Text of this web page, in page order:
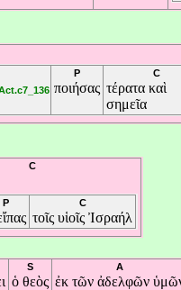
P
ποιήσας
C
τέρατα καὶ
σημεῖα
C
P C
τοῖς υἱοῖς Ἰσραήλ
S
ὁ θεὸς
A
ἐκ τῶν ἀδελφῶν